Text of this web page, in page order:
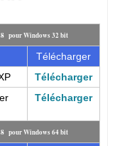
pour Windows 32 bit
Télécharger
Télécharger
Télécharger
pour Windows 64 bit